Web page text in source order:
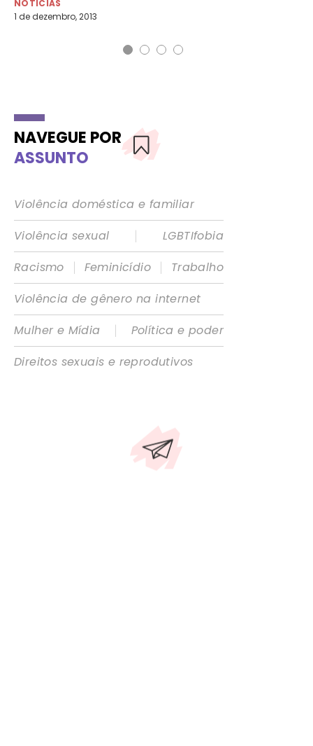
NOTÍCIAS
1 de dezembro, 2013
NAVEGUE POR
ASSUNTO
Violência doméstica e familiar
Violência sexual
|
LGBTIfobia
Racismo
| Feminicídio |
Trabalho
Violência de gênero na internet
Mulher e Mídia
|
Política e poder
Direitos sexuais e reprodutivos